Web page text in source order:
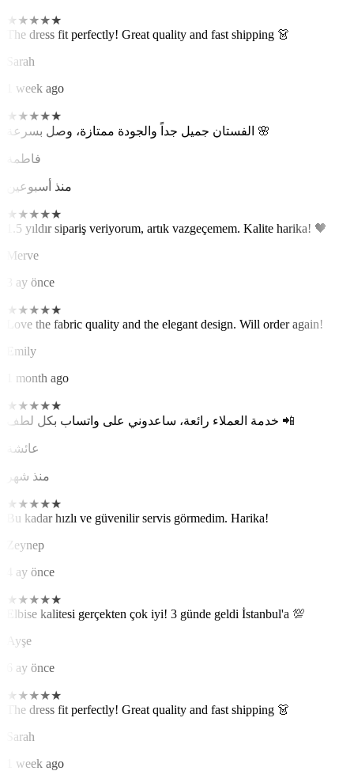
★ ★★★★
The dress fit perfectly! Great quality and fast shipping 👗
Sarah
1 week ago
★ ★★★★
الفستان جميل جداً والجودة ممتازة، وصل بسرعة 🌸
فاطمة
منذ أسبوعين
★ ★★★★
1.5 yıldır sipariş veriyorum, artık vazgeçemem. Kalite harika! 🖤
Merve
3 ay önce
★ ★★★★
Love the fabric quality and the elegant design. Will order again!
Emily
1 month ago
★ ★★★★
خدمة العملاء رائعة، ساعدوني على واتساب بكل لطف 📲
عائشة
منذ شهر
★ ★★★★
Bu kadar hızlı ve güvenilir servis görmedim. Harika!
Zeynep
4 ay önce
★ ★★★★
Elbise kalitesi gerçekten çok iyi! 3 günde geldi İstanbul'a 💯
Ayşe
6 ay önce
★ ★★★★
The dress fit perfectly! Great quality and fast shipping 👗
Sarah
1 week ago